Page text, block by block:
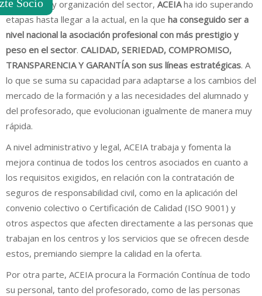
adaptación y organización del sector, ACEIAha ido superando
etapas hasta llegar a la actual, en la que ha conseguido ser a
nivel nacional la asociación profesional con más prestigio y
peso en el sector. CALIDAD, SERIEDAD, COMPROMISO,
TRANSPARENCIA Y GARANTÍA son sus líneas estratégicas. A
lo que se suma su capacidad para adaptarse a los cambios del
mercado de la formación y a las necesidades del alumnado y
del profesorado, que evolucionan igualmente de manera muy
rápida.
A nivel administrativo y legal, ACEIA trabaja y fomenta la
mejora continua de todos los centros asociados en cuanto a
los requisitos exigidos, en relación con la contratación de
seguros de responsabilidad civil, como en la aplicación del
convenio colectivo o Certificación de Calidad (ISO 9001) y
otros aspectos que afecten directamente a las personas que
trabajan en los centros y los servicios que se ofrecen desde
estos, premiando siempre la calidad en la oferta.
Por otra parte, ACEIA procura la Formación Contínua de todo
su personal, tanto del profesorado, como de las personas
Socio